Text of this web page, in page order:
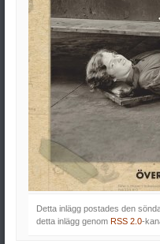
Detta inlägg postades den
detta inlägg genom RSS 2.0-